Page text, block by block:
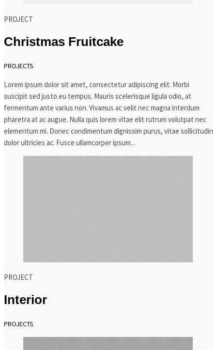
PROJECT
Christmas Fruitcake
PROJECTS
Lorem ipsum dolor sit amet, consectetur adipiscing elit. Morbi
suscipit sed justo eu tempus. Mauris scelerisque ligula odio, at
fermentum ante varius non. Vivamus ac velit nec magna interdum
pharetra at ac augue. Nulla quis lorem vitae elit rutrum volutpat nec
elementum mi. Donec condimentum dignissim purus, vitae sollicitudin
dolor ultricies ac. Fusce ullamcorper ipsum...
PROJECT
Interior
PROJECTS